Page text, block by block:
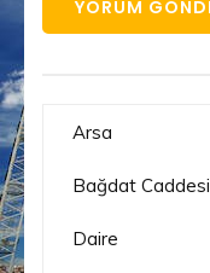
Arsa
Bağdat Caddesi
Daire